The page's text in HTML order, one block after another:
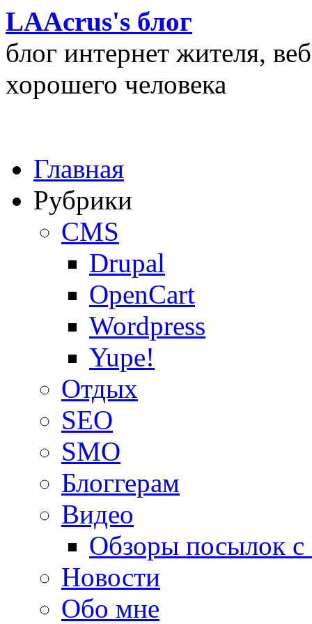
LAAcrus's блог
блог интернет жителя,
хорошего человека
Главная
Рубрики
CMS
Drupal
OpenCart
Wordpress
Yupe!
Oтдых
SEO
SMO
Блоггерам
Видео
Обзоры посылок с
Новости
Обо мне